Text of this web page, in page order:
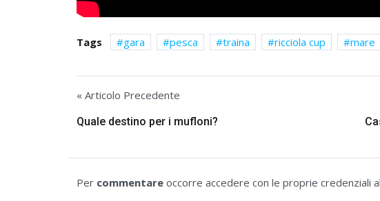
Tags gara pesca traina ricciola cup mare
« Articolo Precedente
Quale destino per i mufloni?
Per commentare occorre accedere con le proprie credenziali